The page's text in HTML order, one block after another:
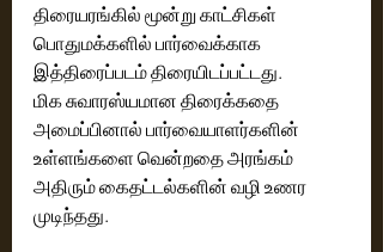
திரையரங்கில் மூன்று காட்சிகள்
பொதுமக்களில் பார்வைக்காக
இத்திரைப்படம் திரையிடப்பட்டது.
மிக சுவாரஸ்யமான திரைக்கதை
அமைப்பினால் பார்வையாளர்களின்
உள்ளங்களை வென்றதை அரங்கம்
அதிரும் கைதட்டல்களின் வழி உணர
முடிந்தது.